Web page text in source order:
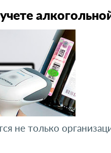
не только